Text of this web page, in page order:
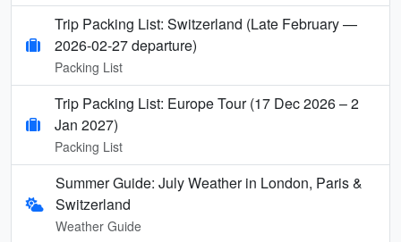
Trip Packing List: Switzerland (Late February —
2026-02-27 departure)
Packing List
Trip Packing List: Europe Tour (17 Dec 2026 – 2
Jan 2027)
Packing List
Summer Guide: July Weather in London, Paris &
Switzerland
Weather Guide